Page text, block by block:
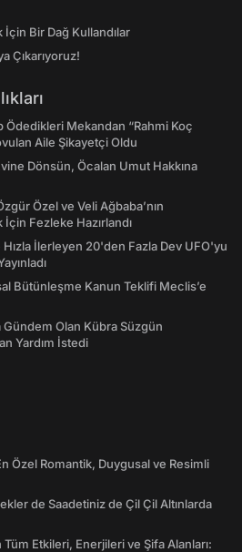
İçin Bir Dağ Kullandılar
Çıkarıyoruz!
Ödedikleri Mekandan “Rahmi Koç
Aile Şikayetçi Oldu
Dönsün, Öcalan Umut Hakkına
Özel ve Veli Ağbaba’nın
İçin Fezleke Hazırlandı
İlerleyen 20'den Fazla Dev UFO'yu
Bütünleşme Kanun Teklifi Meclis’e
Olan Kübra Süzgün
Yardım İstedi
Özel Romantik, Duygusal ve Resimli
de Saadetiniz de Çil Çil Altınlarda
Tüm Etkileri, Enerjileri ve Şifa Alanları: